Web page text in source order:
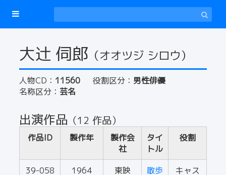
大辻 伺郎 （オオツジ シロウ）
人物CD： 11560 役割区分： 男性俳優
名称区分： 芸名
出演作品 （12 作品）
作品ID 製作年
製作会
社
タイ
トル
役割
39-058 1964 東映
散歩
キャス